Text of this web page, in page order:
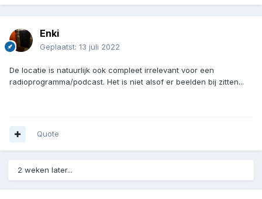
Enki
Geplaatst: 13 juli 2022
De locatie is natuurlijk ook compleet irrelevant voor een
radioprogramma/podcast. Het is niet alsof er beelden bij zitten...
Quote
2 weken later...